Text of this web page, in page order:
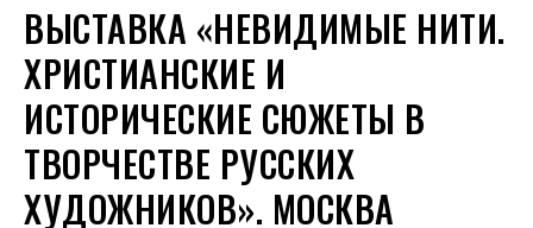
ВЫСТАВКА «НЕВИДИМЫЕ НИТИ.
ХРИСТИАНСКИЕ И
ИСТОРИЧЕСКИЕ СЮЖЕТЫ В
ТВОРЧЕСТВЕ РУССКИХ
ХУДОЖНИКОВ». МОСКВА